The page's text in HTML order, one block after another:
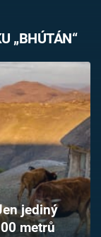
„BHÚTÁN“
jediný
metrů